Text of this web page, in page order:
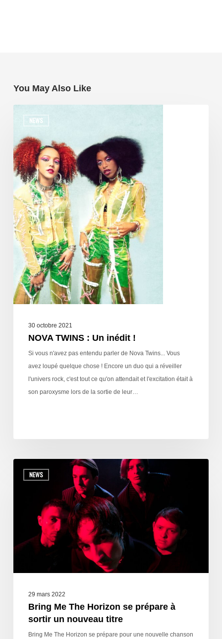
You May Also Like
NEWS
30 octobre 2021
NOVA TWINS : Un inédit !
Si vous n'avez pas entendu parler de Nova Twins... Vous
avez loupé quelque chose ! Encore un duo qui a réveiller
l'univers rock, c'est tout ce qu'on attendait et l'excitation était à
son paroxysme lors de la sortie de leur…
NEWS
29 mars 2022
Bring Me The Horizon se prépare à
sortir un nouveau titre
Bring Me The Horizon se prépare pour une nouvelle chanson